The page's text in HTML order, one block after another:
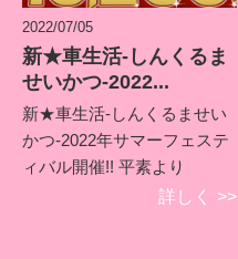
2022/07/05
新★車生活-しんくるま
せいかつ-2022...
新★車生活-しんくるませい
かつ-2022年サマーフェステ
ィバル開催!! 平素より
詳しく
>>